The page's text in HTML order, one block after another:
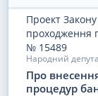
Фінанси
Персонал
Проект
проходження
№ 15489
Народний
Про
процедур